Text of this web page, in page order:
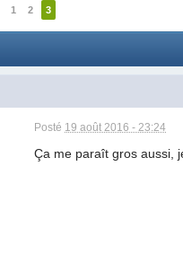
1 2 3
Posté 19 août 2016 - 23:24
Ça me paraît gros aussi,